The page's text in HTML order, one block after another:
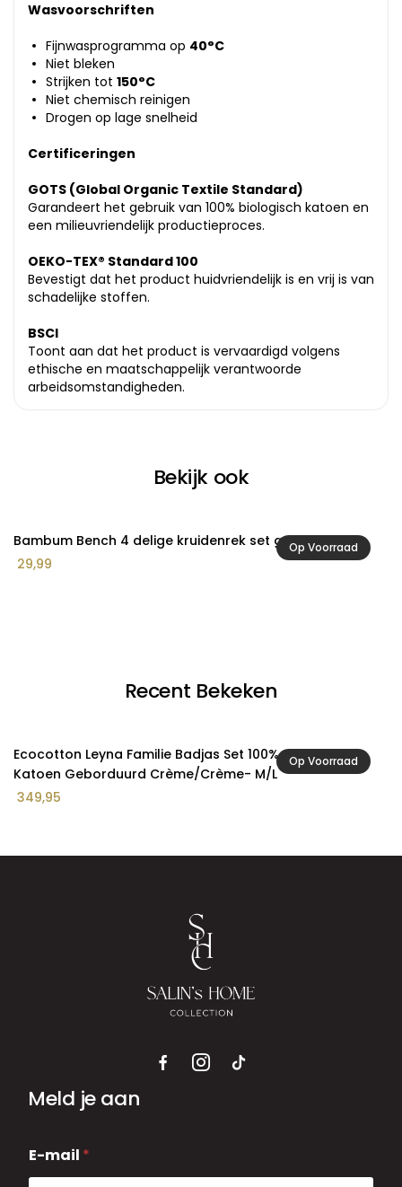
Wasvoorschriften
Fijnwasprogramma op 40°C
Niet bleken
Strijken tot 150°C
Niet chemisch reinigen
Drogen op lage snelheid
Certificeringen
GOTS (Global Organic Textile Standard)
Garandeert het gebruik van 100% biologisch katoen en
een milieuvriendelijk productieproces.
OEKO-TEX® Standard 100
Bevestigt dat het product huidvriendelijk is en vrij is van
schadelijke stoffen.
BSCI
Toont aan dat het product is vervaardigd volgens
ethische en maatschappelijk verantwoorde
arbeidsomstandigheden.
Bekijk ook
Op Voorraad
Bambum Bench 4 delige kruidenrek set groot
29,99
Recent Bekeken
Op Voorraad
Ecocotton Leyna Familie Badjas Set 100% Biologisch
Katoen Geborduurd Crème/Crème- M/L
349,95
Meld je aan
-
m
E-mail *